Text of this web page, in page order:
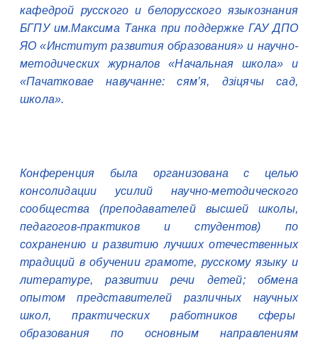
кафедрой русского и белорусского языкознания
БГПУ им.Максима Танка при поддержке ГАУ ДПО
ЯО «Институт развития образования» и научно-
методических журналов «Начальная школа» и
«Пачатковае навучанне: сям’я, дзіцячы сад,
школа».
Конференция была организована с целью
консолидации усилий научно-методического
сообщества (преподавателей высшей школы,
педагогов-практиков и студентов) по
сохранению и развитию лучших отечественных
традиций в обучении грамоте, русскому языку и
литературе, развитии речи детей; обмена
опытом представителей различных научных
школ, практических работников сферы
образования по основным направлениям